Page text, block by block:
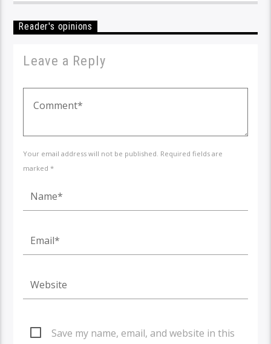
Reader's opinions
Leave a Reply
Your email address will not be published. Required fields are
marked *
Save my name, email, and website in this